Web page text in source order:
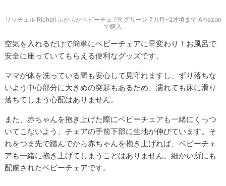
リッチェル Richell ふかふかベビーチェアR グリーン 7カ月~2才頃まで Amazon
で購入
空気を入れるだけで簡単にベビーチェアに早変わり！お風呂で
安全に座っていてもらえる便利なグッズです。
ママが体を洗っている間も安心して見守れますし、ずり落ちな
いよう中心部分に大きめの突起もあるため、濡れても床に滑り
落ちてしまう心配はありません。
また、赤ちゃんを抱き上げた際にベビーチェアも一緒にくっつ
いてこないよう、チェアの手前下部に生地が伸びています。そ
れをつま先で踏んでから赤ちゃんを抱き上げれば、ベビーチェ
アも一緒に抱き上げてしまうことはありません。細かい所にも
配慮されたベビーチェアです。